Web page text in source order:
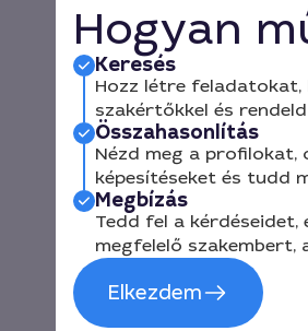
Hogyan
Keresés
Hozz létre feladatokat,
szakértőkkel és
Összahasonlítás
Nézd meg a profilokat,
képesítéseket és tudd
Megbízás
Tedd fel a kérdéseidet,
megfelelő szakembert,
Elkezdem